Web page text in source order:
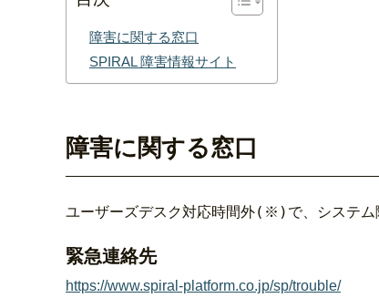
障害に関する窓口
SPIRAL 障害情報サイト
障害に関する窓口
ユーザーズデスク対応時間外(※)で、システム
緊急連絡先
https://www.spiral-platform.co.jp/sp/trouble/